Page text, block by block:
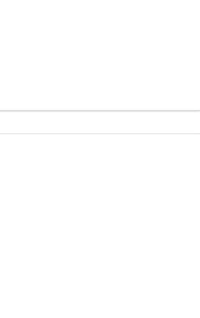
possibilités d’aménagement.